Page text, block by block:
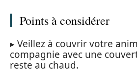
Points à considérer
▸ Veillez à couvrir votre
compagnie avec une
reste au chaud.